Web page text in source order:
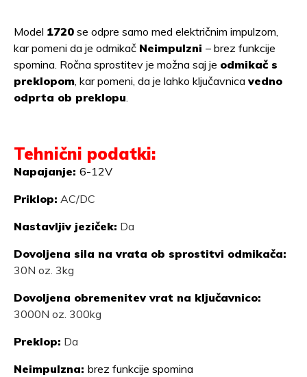
Model 1720 se odpre samo med električnim impulzom,
kar pomeni da je odmikač Neimpulzni – brez funkcije
spomina. Ročna sprostitev je možna saj je odmikač s
preklopom, kar pomeni, da je lahko ključavnicavedno
odprta ob preklopu.
Tehnični podatki:
Napajanje: 6-12V
Priklop: AC/DC
Nastavljiv jeziček: Da
Dovoljena sila na vrata ob sprostitvi odmikača:
30N oz. 3kg
Dovoljena obremenitev vrat na ključavnico:
3000N oz. 300kg
Preklop: Da
Neimpulzna: brez funkcije spomina